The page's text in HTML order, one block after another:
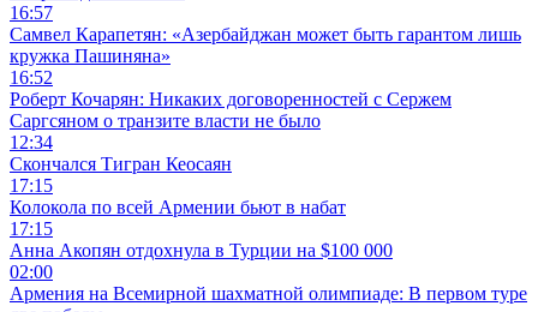
16:57
Самвел Карапетян: «Азербайджан может быть гарантом лишь
кружка Пашиняна»
16:52
Роберт Кочарян: Никаких договоренностей с Сержем
Саргсяном о транзите власти не было
12:34
Скончался Тигран Кеосаян
17:15
Колокола по всей Армении бьют в набат
17:15
Анна Акопян отдохнула в Турции на $100 000
02:00
Армения на Всемирной шахматной олимпиаде: В первом туре